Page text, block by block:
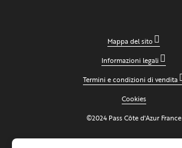
Mappa del sito
Informazioni legali
Termini e condizioni di vendita
Cookies
©2024 Pass Côte d'Azur France